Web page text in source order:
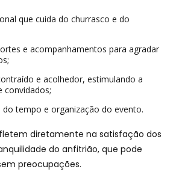
convidados;
do tempo e organização do evento.
diretamente na satisfação dos
do anfitrião, que pode
preocupações.